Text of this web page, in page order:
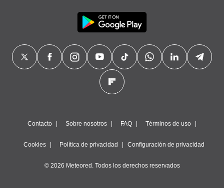
Contacto Sobre nosotros FAQ Términos de uso
Cookies Política de privacidad Configuración de privacidad
© 2026 Meteored. Todos los derechos reservados